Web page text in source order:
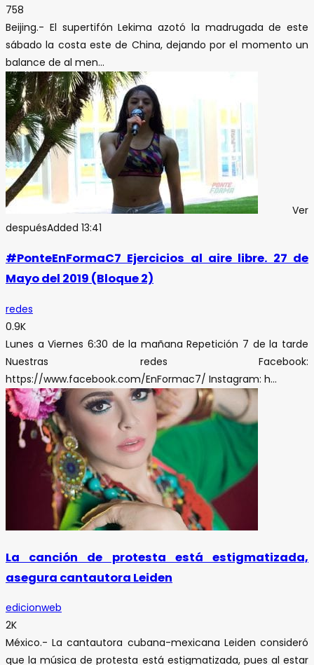
758
Beijing.- El supertifón Lekima azotó la madrugada de este
sábado la costa este de China, dejando por el momento un
balance de al men...
Ver
despuésAdded 13:41
#PonteEnFormaC7 Ejercicios al aire libre. 27 de
Mayo del 2019 (Bloque 2)
redes
0.9K
Lunes a Viernes 6:30 de la mañana Repetición 7 de la tarde
Nuestras redes Facebook:
https://www.facebook.com/EnFormac7/ Instagram: h...
La canción de protesta está estigmatizada,
asegura cantautora Leiden
edicionweb
2K
México.- La cantautora cubana-mexicana Leiden consideró
que la música de protesta está estigmatizada, pues al estar